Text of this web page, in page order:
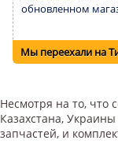
обновленном
Мы переехали на
Несмотря на то, что
Казахстана,
запчастей, и